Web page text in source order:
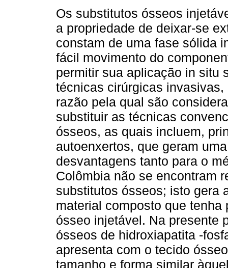
Os substitutos ósseos
a propriedade de deixar-se
constam de uma fase sólida
fácil movimento do
permitir sua aplicação in situ
técnicas cirúrgicas
razão pela qual são
substituir as técnicas
ósseos, as quais incluem,
autoenxertos, que geram
desvantagens tanto para o
Colômbia não se encontram
substitutos ósseos; isto gera
material composto que
ósseo injetável. Na presente
ósseos de hidroxiapatita -
apresenta com o tecido
tamanho e forma similar